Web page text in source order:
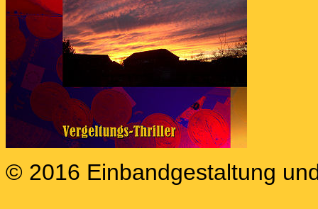
© 2016 Einbandgestaltung